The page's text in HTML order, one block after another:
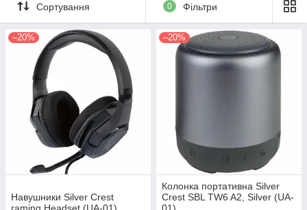
Сортування 0 Фільтри
–20%
Навушники Silver Crest
–20%
Колонка портативна Silver
Crest SBL TW6 A2, Silver (UA-